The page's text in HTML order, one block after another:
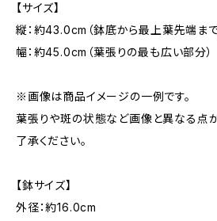
【サイズ】
縦：約43.0cm（鉢底から最上葉先端まで
幅：約45.0cm（葉張りの最も広い部分）
※画像は商品イメージの一例です。
葉張りや斑の状態など画像と異なる点
了承ください。
【鉢サイズ】
外径：約16.0cm